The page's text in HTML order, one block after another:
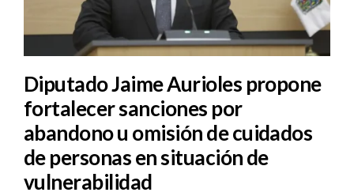
Diputado Jaime Aurioles propone
fortalecer sanciones por
abandono u omisión de cuidados
de personas en situación de
vulnerabilidad